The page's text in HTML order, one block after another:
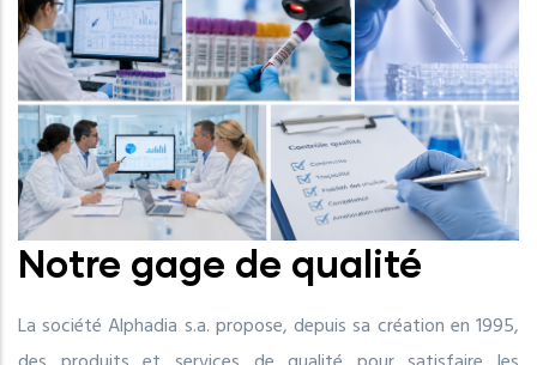
Notre gage de qualité
La société Alphadia s.a. propose, depuis sa création en 1995,